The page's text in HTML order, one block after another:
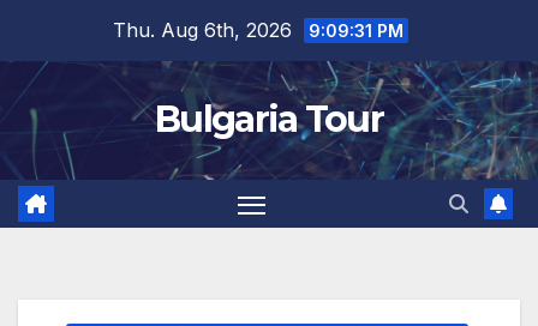
content
Thu. Aug 6th, 2026 9:09:31 PM
Bulgaria Tour